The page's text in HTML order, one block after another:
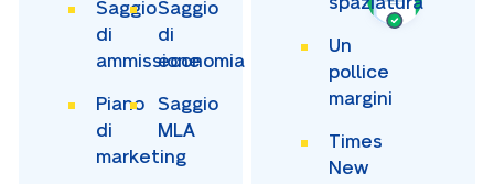
Saggio
di
ammissione
Saggio
di
economia
Piano
di
marketing
Saggio
MLA
Un
pollice
margini
Times
New